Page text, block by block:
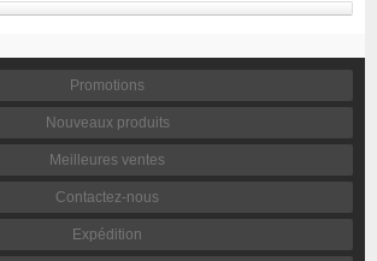
Promotions
Nouveaux produits
Meilleures ventes
Contactez-nous
Expédition